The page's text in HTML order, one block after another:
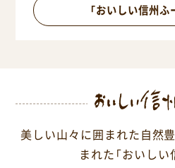
「おいしい信州ふ
美しい山々に囲まれた自然
まれた「おいしい